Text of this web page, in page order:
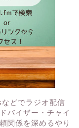
どでラジオ配信
バイザー・チャイ
関係を深めるやり